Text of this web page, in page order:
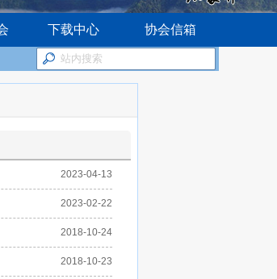
下载中心 协会信箱
2023-04-13
2023-02-22
2018-10-24
2018-10-23